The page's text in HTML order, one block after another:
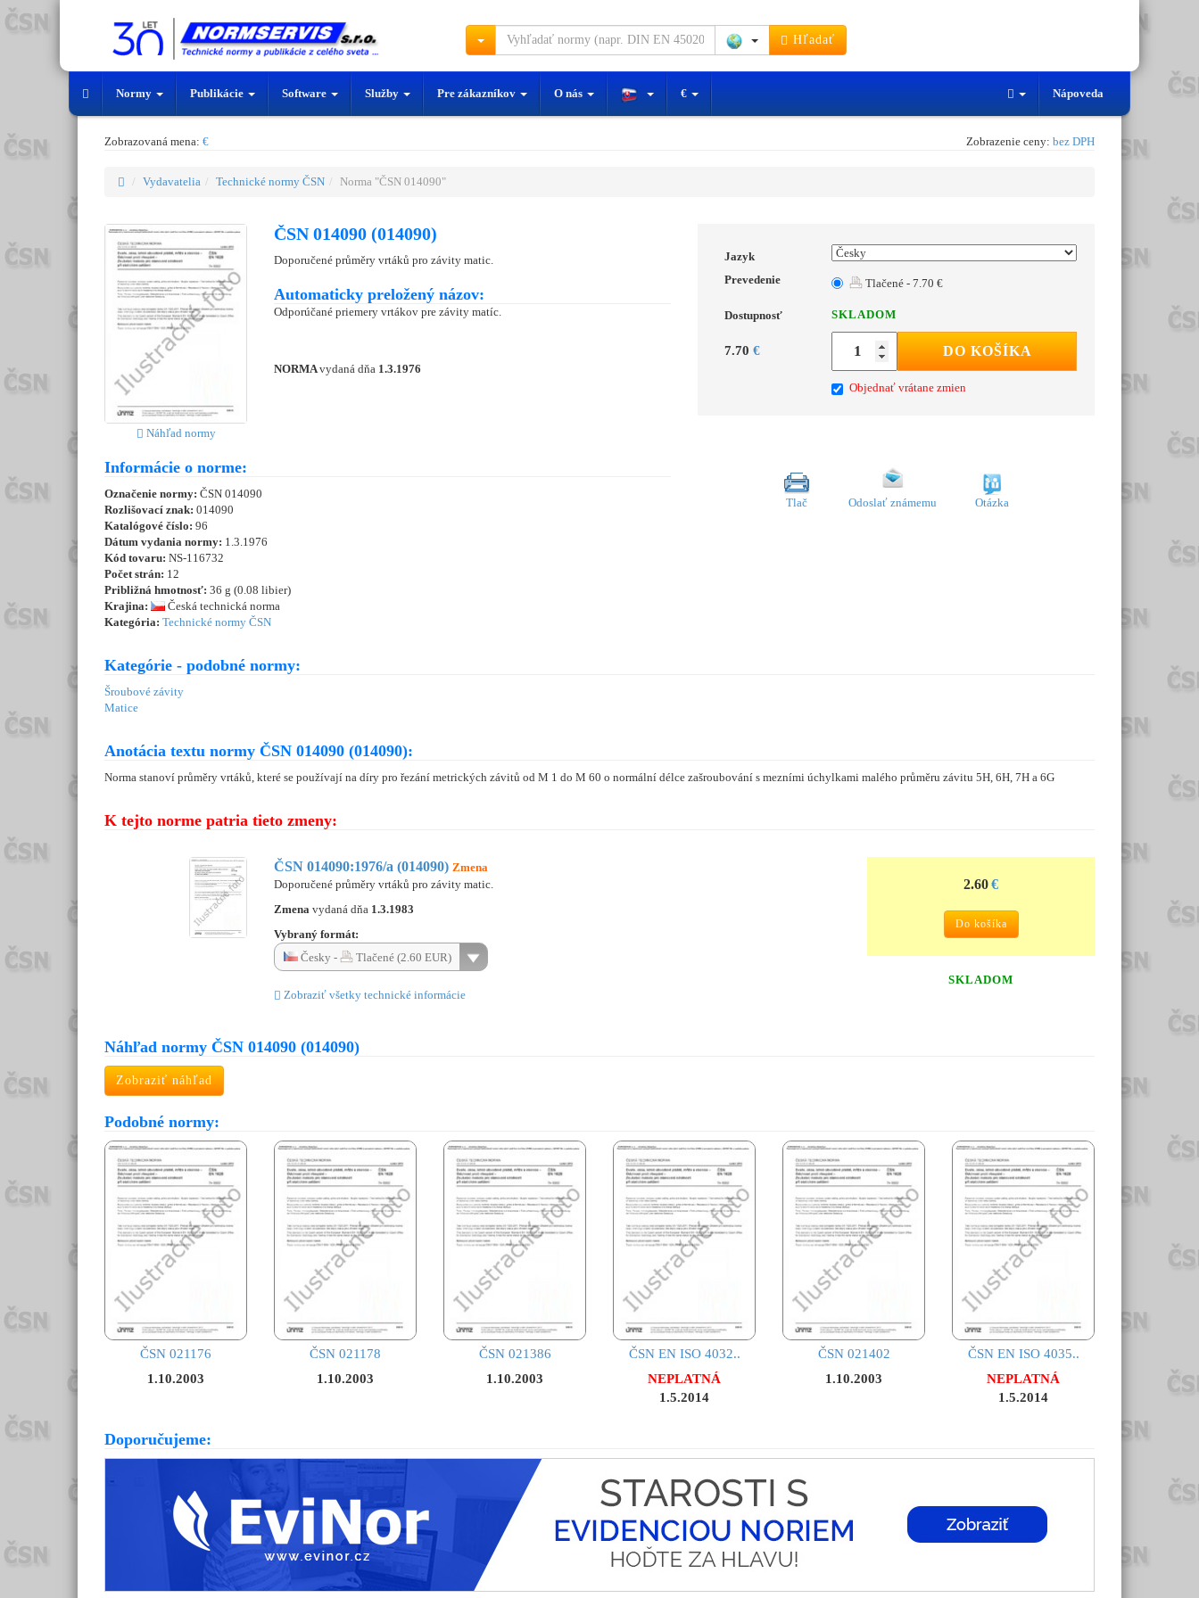
Hľadať
Normy Publikácie Software Služby Pre zákazníkov O nás € Nápoveda
Zobrazovaná mena: € Zobrazenie ceny: bez DPH
Vydavatelia Technické normy ČSN Norma "ČSN 014090"
Náhľad normy
ČSN 014090 (014090)
Doporučené průměry vrtáků pro závity matic.
Automaticky preložený názov:
Odporúčané priemery vrtákov pre závity matíc.
NORMAvydaná dňa 1.3.1976
Jazyk
Prevedenie
Tlačené - 7.70 €
Dostupnosť SKLADOM
7.70 € DO KOŠÍKA
Objednať vrátane zmien
Informácie o norme:
Označenie normy: ČSN 014090
Rozlišovací znak: 014090
Katalógové číslo: 96
Dátum vydania normy: 1.3.1976
Kód tovaru: NS-116732
Počet strán: 12
Približná hmotnosť: 36 g (0.08 libier)
Krajina:
Česká technická norma
Kategória: Technické normy ČSN
Tlač Odoslať známemu Otázka
Kategórie - podobné normy:
Šroubové závity
Matice
Anotácia textu normy ČSN 014090 (014090):
Norma stanoví průměry vrtáků, které se používají na díry pro řezání metrických závitů od M 1 do M 60 o normální délce zašroubování s mezními úchylkami malého průměru závitu 5H, 6H, 7H a 6G
K tejto norme patria tieto zmeny:
ČSN 014090:1976/a (014090) Zmena
Doporučené průměry vrtáků pro závity matic.
Zmena vydaná dňa 1.3.1983
Vybraný formát:
Česky -
Tlačené (2.60 EUR)
Zobraziť všetky technické informácie
2.60€
Do košíka
SKLADOM
Náhľad normy ČSN 014090 (014090)
Zobraziť náhľad
Podobné normy:
ČSN 021176
1.10.2003
ČSN 021178
1.10.2003
ČSN 021386
1.10.2003
ČSN EN ISO 4032..
NEPLATNÁ
1.5.2014
ČSN 021402
1.10.2003
ČSN EN ISO 4035..
NEPLATNÁ
1.5.2014
Doporučujeme: